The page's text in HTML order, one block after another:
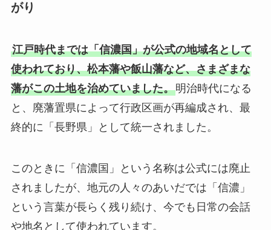
がり
江戸時代までは「信濃国」が公式の地域名として
使われており、松本藩や飯山藩など、さまざまな
藩がこの土地を治めていました。明治時代になる
と、廃藩置県によって行政区画が再編成され、最
終的に「長野県」として統一されました。
このときに「信濃国」という名称は公式には廃止
されましたが、地元の人々のあいだでは「信濃」
という言葉が長らく残り続け、今でも日常の会話
や地名として使われています。